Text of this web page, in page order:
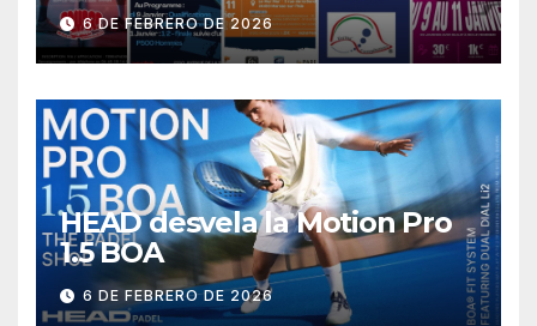
6 DE FEBRERO DE 2026
HEAD desvela la Motion Pro
1.5 BOA
6 DE FEBRERO DE 2026